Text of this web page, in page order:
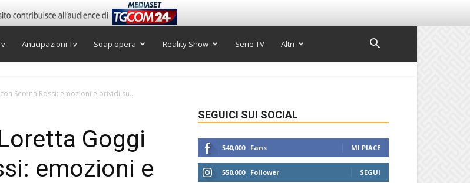
Anticipazioni Tv Soap opera Reality Show Serie TV Altri
Serena Rossi: emozioni e brividi su...
Goggi
emozioni e
SEGUICI SUI SOCIAL
540,000 Fans MI PIACE
550,000 Follower SEGUI